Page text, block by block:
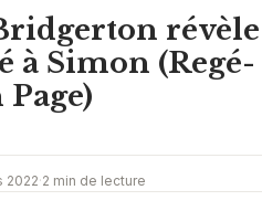
révèle
à Simon (Regé-
Page)
2022·2 min de lecture